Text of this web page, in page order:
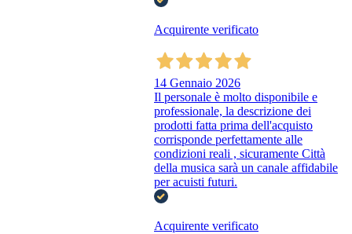
Acquirente verificato
14 Gennaio 2026
Il personale è molto disponibile e
professionale, la descrizione dei
prodotti fatta prima dell'acquisto
corrisponde perfettamente alle
condizioni reali , sicuramente Città
della musica sarà un canale affidabile
per acuisti futuri.
Acquirente verificato